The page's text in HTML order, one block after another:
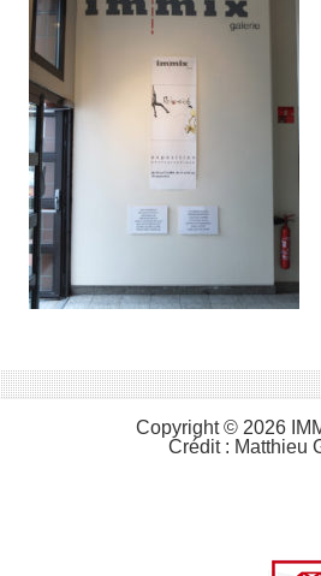
Copyright © 2026
Crédit : Matthieu